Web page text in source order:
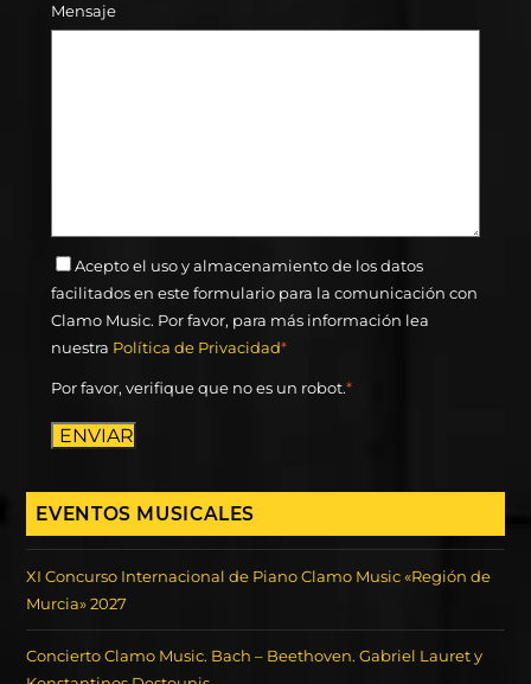
Mensaje
Acepto el uso y almacenamiento de los datos
facilitados en este formulario para la comunicación con
Clamo Music. Por favor, para más información lea
nuestra Política de Privacidad*
Por favor, verifique que no es un robot.*
ENVIAR
EVENTOS MUSICALES
XI Concurso Internacional de Piano Clamo Music «Región de
Murcia» 2027
Concierto Clamo Music. Bach – Beethoven. Gabriel Lauret y